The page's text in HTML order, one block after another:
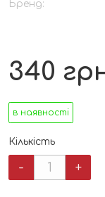
Бренд:
340
в наявності
Кількість
-
Термометр
+